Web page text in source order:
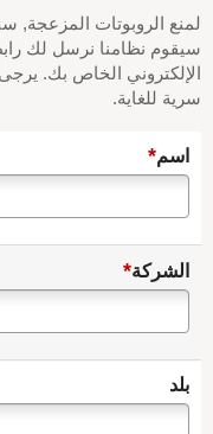
لمنع الروبوتات المزعجة,
سيقوم نظامنا نرسل لك
الإلكتروني الخاص بك.
سرية للغاية.
اسم*
الشركة*
بلد